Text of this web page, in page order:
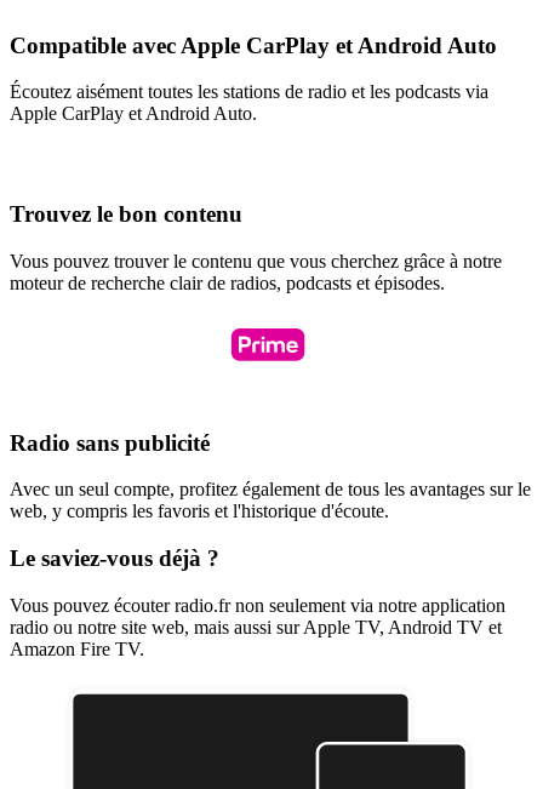
Compatible avec Apple CarPlay et Android Auto
Écoutez aisément toutes les stations de radio et les podcasts via
Apple CarPlay et Android Auto.
Trouvez le bon contenu
Vous pouvez trouver le contenu que vous cherchez grâce à notre
moteur de recherche clair de radios, podcasts et épisodes.
Radio sans publicité
Avec un seul compte, profitez également de tous les avantages sur le
web, y compris les favoris et l'historique d'écoute.
Le saviez-vous déjà ?
Vous pouvez écouter radio.fr non seulement via notre application
radio ou notre site web, mais aussi sur Apple TV, Android TV et
Amazon Fire TV.